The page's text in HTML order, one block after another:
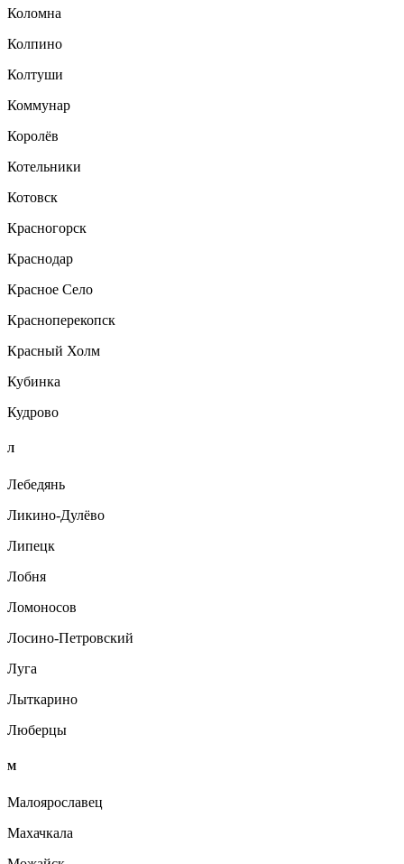
Коломна
Колпино
Колтуши
Коммунар
Королёв
Котельники
Котовск
Красногорск
Краснодар
Красное Село
Красноперекопск
Красный Холм
Кубинка
Кудрово
Л
Лебедянь
Ликино-Дулёво
Липецк
Лобня
Ломоносов
Лосино-Петровский
Луга
Лыткарино
Люберцы
М
Малоярославец
Махачкала